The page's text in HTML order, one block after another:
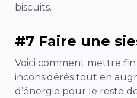
biscuits.
#7 Faire une
Voici comment mettre
inconsidérés tout en
d’énergie pour le reste